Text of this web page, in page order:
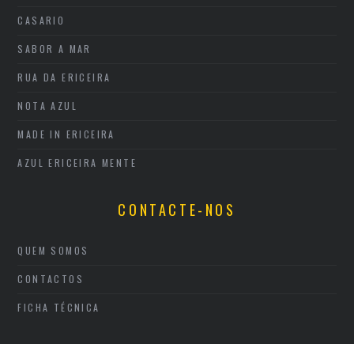
CASARIO
SABOR A MAR
RUA DA ERICEIRA
NOTA AZUL
MADE IN ERICEIRA
AZUL ERICEIRA MENTE
CONTACTE-NOS
QUEM SOMOS
CONTACTOS
FICHA TÉCNICA